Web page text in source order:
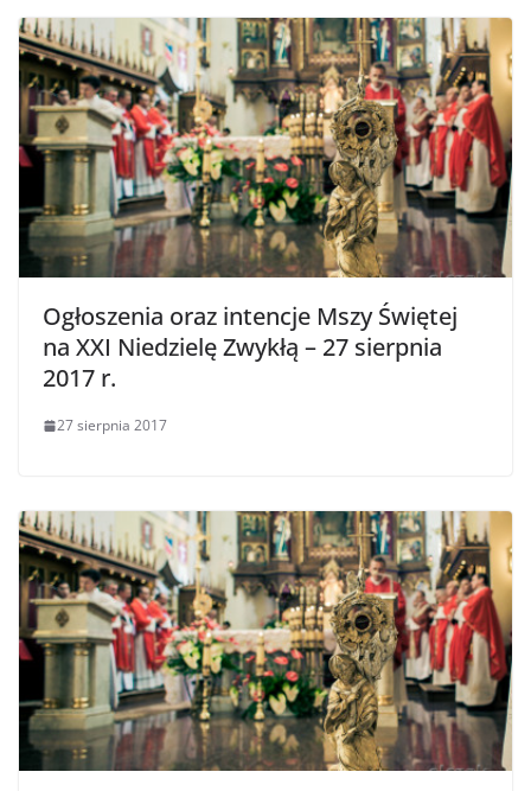
Ogłoszenia oraz intencje Mszy Świętej
na XXI Niedzielę Zwykłą – 27 sierpnia
2017 r.
27 sierpnia 2017